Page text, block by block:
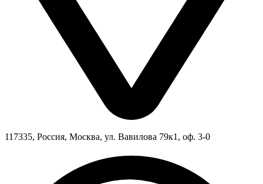
117335, Россия, Москва, ул. Вавилова 79к1, оф. 3-0